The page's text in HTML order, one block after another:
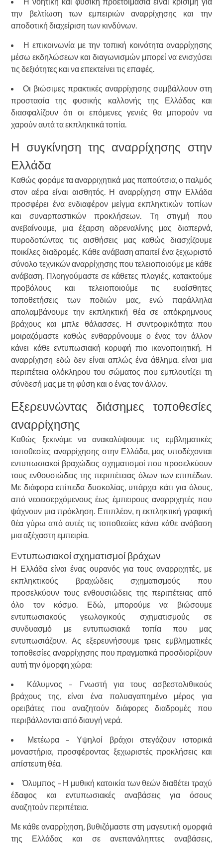
την βελτίωση των εμπειριών αναρρίχησης και την
αποδοτική διαχείριση των κινδύνων.
Η επικοινωνία με την τοπική κοινότητα αναρρίχησης
μέσω εκδηλώσεων και διαγωνισμών μπορεί να ενισχύσει
τις δεξιότητες και να επεκτείνει τις επαφές.
Οι βιώσιμες πρακτικές αναρρίχησης συμβάλλουν στη
προστασία της φυσικής καλλονής της Ελλάδας και
διασφαλίζουν ότι οι επόμενες γενιές θα μπορούν να
χαρούν αυτά τα εκπληκτικά τοπία.
Η συγκίνηση της αναρρίχησης στην
Ελλάδα
Καθώς φοράμε τα αναρριχητικά μας παπούτσια, ο παλμός
στον αέρα είναι αισθητός. Η αναρρίχηση στην Ελλάδα
προσφέρει ένα ενδιαφέρον μείγμα εκπληκτικών τοπίων
και συναρπαστικών προκλήσεων. Τη στιγμή που
ανεβαίνουμε, μια έξαρση αδρεναλίνης μας διαπερνά,
πυροδοτώντας τις αισθήσεις μας καθώς διασχίζουμε
ποικίλες διαδρομές. Κάθε ανάβαση απαιτεί ένα ξεχωριστό
σύνολο τεχνικών αναρρίχησης που τελειοποιούμε με κάθε
ανάβαση. Πλοηγούμαστε σε κάθετες πλαγιές, κατακτούμε
προβόλους και τελειοποιούμε τις ευαίσθητες
τοποθετήσεις των ποδιών μας, ενώ παράλληλα
απολαμβάνουμε την εκπληκτική θέα σε απόκρημνους
βράχους και μπλε θάλασσες. Η συντροφικότητα που
μοιραζόμαστε καθώς ενθαρρύνουμε ο ένας τον άλλον
κάνει κάθε εντυπωσιακή κορυφή πιο ικανοποιητική. Η
αναρρίχηση εδώ δεν είναι απλώς ένα άθλημα. είναι μια
περιπέτεια ολόκληρου του σώματος που εμπλουτίζει τη
σύνδεσή μας με τη φύση και ο ένας τον άλλον.
Εξερευνώντας διάσημες τοποθεσίες
αναρρίχησης
Καθώς ξεκινάμε να ανακαλύψουμε τις εμβληματικές
τοποθεσίες αναρρίχησης στην Ελλάδα, μας υποδέχονται
εντυπωσιακοί βραχώδεις σχηματισμοί που προσελκύουν
τους ενθουσιώδεις της περιπέτειας όλων των επιπέδων.
Με διάφορα επίπεδα δυσκολίας, υπάρχει κάτι για όλους,
από νεοεισερχόμενους έως έμπειρους αναρριχητές που
ψάχνουν μια πρόκληση. Επιπλέον, η εκπληκτική γραφική
θέα γύρω από αυτές τις τοποθεσίες κάνει κάθε ανάβαση
μια αξέχαστη εμπειρία.
Εντυπωσιακοί σχηματισμοί βράχων
Η Ελλάδα είναι ένας ουρανός για τους αναρριχητές, με
εκπληκτικούς βραχώδεις σχηματισμούς που
προσελκύουν τους ενθουσιώδεις της περιπέτειας από
όλο τον κόσμο. Εδώ, μπορούμε να βιώσουμε
εντυπωσιακούς γεωλογικούς σχηματισμούς σε
συνδυασμό με εντυπωσιακά τοπία που μας
εντυπωσιάζουν. Ας εξερευνήσουμε τρεις εμβληματικές
τοποθεσίες αναρρίχησης που πραγματικά προσδιορίζουν
αυτή την όμορφη χώρα:
Κάλυμνος – Γνωστή για τους ασβεστολιθικούς
βράχους της, είναι ένα πολυαγαπημένο μέρος για
ορειβάτες που αναζητούν διάφορες διαδρομές που
περιβάλλονται από διαυγή νερά.
Μετέωρα – Υψηλοί βράχοι στεγάζουν ιστορικά
μοναστήρια, προσφέροντας ξεχωριστές προκλήσεις και
απίστευτη θέα.
Όλυμπος – Η μυθική κατοικία των θεών διαθέτει τραχύ
έδαφος και εντυπωσιακές αναβάσεις για όσους
αναζητούν περιπέτεια.
Με κάθε αναρρίχηση, βυθιζόμαστε στη μαγευτική ομορφιά
της Ελλάδας και σε ανεπανάληπτες αναβάσεις,